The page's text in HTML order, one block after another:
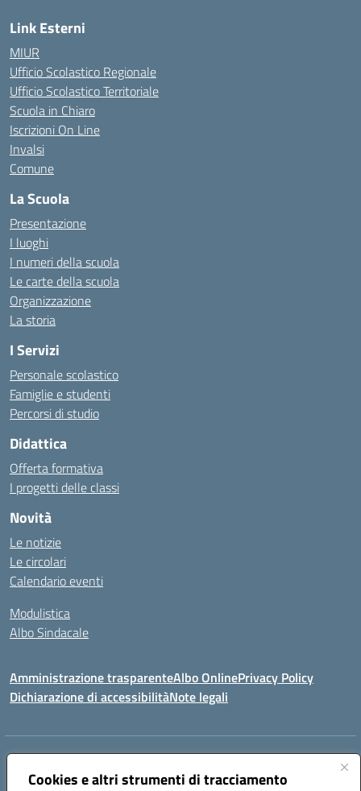
Cookies e altri strumenti di tracciamento
Link Esterni
MIUR
Ufficio Scolastico Regionale
Ufficio Scolastico Territoriale
Scuola in Chiaro
Iscrizioni On Line
Invalsi
Comune
La Scuola
Presentazione
I luoghi
I numeri della scuola
Le carte della scuola
Organizzazione
La storia
I Servizi
Personale scolastico
Famiglie e studenti
Percorsi di studio
Didattica
Offerta formativa
I progetti delle classi
Novità
Le notizie
Le circolari
Calendario eventi
Modulistica
Albo Sindacale
Amministrazione trasparenteAlbo OnlinePrivacy Policy
Dichiarazione di accessibilitàNote legali
Indirizzo:
Centralino:0994722507 Email:TAIC873006@istruzione.it